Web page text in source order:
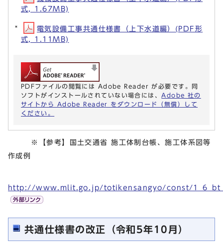
式, 1.67MB)
電気設備工事共通仕様書（上下水道編）(PDF形
式, 1.11MB)
PDFファイルの閲覧には Adobe Reader が必要です。同
ソフトがインストールされていない場合には、 Adobe 社の
サイトから Adobe Reader をダウンロード（無償）して
ください。
※【参考】国土交通省 施工体制台帳、施工体系図等
作成例
http://www.mlit.go.jp/totikensangyo/const/
共通仕様書の改正（令和5年10月）